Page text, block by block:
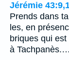
Jérémie
Prends dans
les, en
briques qui
à Tachpanès.…